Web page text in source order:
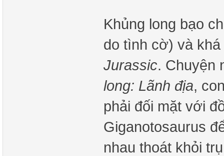
Khủng long bạo
do tình cờ) và
Jurassic. Chuyện
long: Lãnh địa,
phải đối mặt với
Giganotosaurus
nhau thoát khỏi